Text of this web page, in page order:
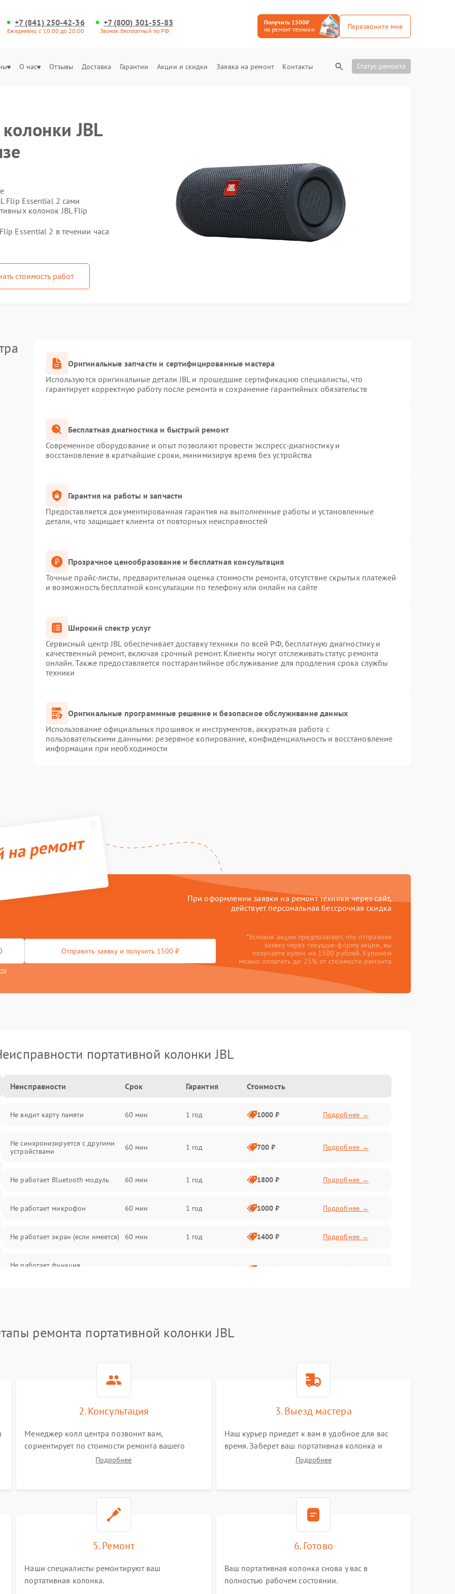
+7 (841) 250-42-36
Ежедневно, с 10:00 до 20:00
+7 (800) 301-55-83
Звонок бесплатный по РФ
Получить 1500₽
на ремонт техники
Перезвоните мне
О нас Отзывы Доставка Гарантии Акции и скидки Заявка на ремонт Контакты Статус ремонта
JBL
Flip Essential 2 сами
колонок JBL Flip
Essential 2 в течении часа
стоимость работ
Оригинальные запчасти и сертифицированные мастера
Используются оригинальные детали JBL и прошедшие сертификацию специалисты, что
гарантирует корректную работу после ремонта и сохранение гарантийных обязательств
Бесплатная диагностика и быстрый ремонт
Современное оборудование и опыт позволяют провести экспресс-диагностику и
восстановление в кратчайшие сроки, минимизируя время без устройства
Гарантия на работы и запчасти
Предоставляется документированная гарантия на выполненные работы и установленные
детали, что защищает клиента от повторных неисправностей
Прозрачное ценообразование и бесплатная консультация
Точные прайс-листы, предварительная оценка стоимости ремонта, отсутствие скрытых платежей
и возможность бесплатной консультации по телефону или онлайн на сайте
Широкий спектр услуг
Сервисный центр JBL обеспечивает доставку техники по всей РФ, бесплатную диагностику и
качественный ремонт, включая срочный ремонт. Клиенты могут отслеживать статус ремонта
онлайн. Также предоставляется постгарантийное обслуживание для продления срока службы
техники
Оригинальные программные решение и безопасное обслуживание данных
Использование официальных прошивок и инструментов, аккуратная работа с
пользовательскими данными: резервное копирование, конфиденциальность и восстановление
информации при необходимости
ремонт
При оформлении заявки на ремонт техники через сайт,
действует персональная бессрочная скидка
Отправить заявку и получить 1500 ₽
*Условия акции предполагают, что отправляя
заявку через текущую форму акции, вы
получаете купон на 1500 рублей. Купоном
можно оплатить до 25% от стоимости ремонта
портативной колонки JBL
Неисправности Срок Гарантия Стоимость
Не видит карту памяти 60 мин 1 год 1000 ₽ Подробнее →
Не синхронизируется с другими
устройствами
60 мин 1 год 700 ₽ Подробнее →
Не работает Bluetooth модуль 60 мин 1 год 1800 ₽ Подробнее →
Не работает микрофон 60 мин 1 год 1000 ₽ Подробнее →
Не работает экран (если имеется) 60 мин 1 год 1400 ₽ Подробнее →
Не работает функция
1800 ₽ Подробнее →
ремонта портативной колонки JBL
2. Консультация
Менеджер колл центра позвонит вам,
сориентирует по стоимости ремонта вашего
портативной колонки а также ответит на все
Подробнее
3. Выезд мастера
Наш курьер приедет к вам в удобное для вас
время. Заберет ваш портативная колонка и
привезет на склад для диагностики.
Подробнее
5. Ремонт
Наши специалисты ремонтируют ваш
портативная колонка.
6. Готово
Ваш портативная колонка снова у вас в
полностью рабочем состоянии.